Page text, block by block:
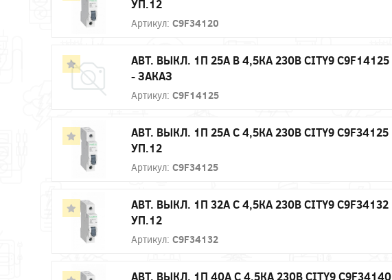
УП.12
Артикул: C9F34120
АВТ. ВЫКЛ. 1П 25А B 4,5КА 230В CITY9 C9F14125
- ЗАКАЗ
Артикул: C9F14125
АВТ. ВЫКЛ. 1П 25А С 4,5КА 230В CITY9 C9F34125
УП.12
Артикул: C9F34125
АВТ. ВЫКЛ. 1П 32А С 4,5КА 230В CITY9 C9F34132
УП.12
Артикул: C9F34132
АВТ. ВЫКЛ. 1П 40А С 4,5КА 230В CITY9 C9F34140